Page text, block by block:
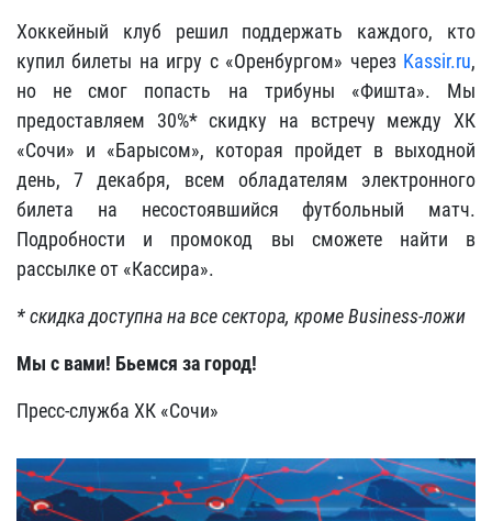
Хоккейный клуб решил поддержать каждого, кто
купил билеты на игру с «Оренбургом» через Kassir.ru,
но не смог попасть на трибуны «Фишта». Мы
предоставляем 30%* скидку на встречу между ХК
«Сочи» и «Барысом», которая пройдет в выходной
день, 7 декабря, всем обладателям электронного
билета на несостоявшийся футбольный матч.
Подробности и промокод вы сможете найти в
рассылке от «Кассира».
* скидка доступна на все сектора, кромеBusiness-ложи
Мы с вами! Бьемся за город!
Пресс-служба ХК «Сочи»